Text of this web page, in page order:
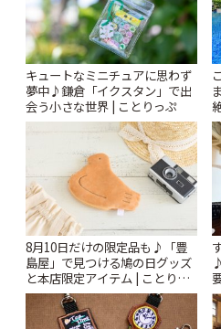
キュートなミニチュアに思わず
夢中♪鎌倉「イクスタン」で出
会う小さな世界 | ことりっぷ
8月10日だけの限定品も♪「豊
島屋」で見つける鳩の日グッズ
と本店限定アイテム | ことりっ
ぷ